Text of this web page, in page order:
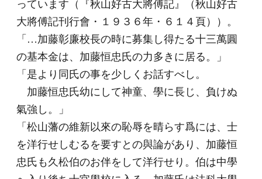
っています（『秋山好古大將傅記』（秋山好古
大將傅記刊行會・１９３６年・６１４頁））。
「…加藤彰廉校長の時に募集し得たる十三萬圓
の基本金は、加藤恒忠氏の力多きに居る。」
「是より同氏の事を少しくお話すべし。
加藤恒忠氏幼にして神童、學に長じ、負けぬ
氣強し。」
「松山藩の維新以來の恥辱を晴らす爲には、士
を洋行せしむるを要すとの與論があり、加藤恒
忠氏も久松伯のお伴をして洋行せり。伯は中學